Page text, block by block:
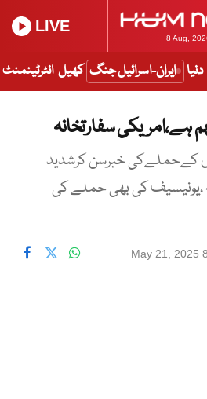
8 Aug,
LIVE
دنیا ایران-اسرائیل جنگ کھیل انٹرٹینمنٹ
ہے،امریکی سفارتخانہ
کےحملےکی خبرسن کرشدید
،یونیسیف کی بھی حملے کی
May 21, 2025